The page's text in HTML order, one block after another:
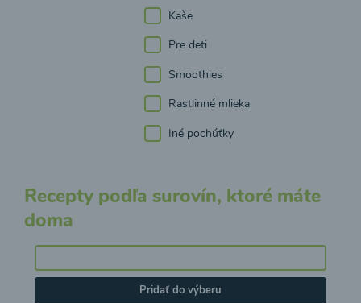
Kaše
Pre deti
Smoothies
Rastlinné mlieka
Iné pochúťky
Recepty podľa surovín, ktoré máte
doma
Pridať do výberu